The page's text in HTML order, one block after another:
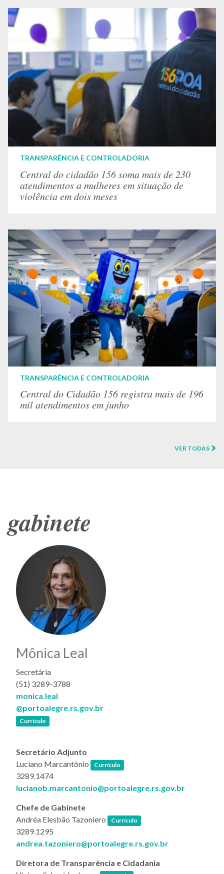
TRANSPARÊNCIA E CONTROLADORIA
Central do cidadão 156 soma mais de 230
atendimentos a mulheres em situação de
violência em dois meses
TRANSPARÊNCIA E CONTROLADORIA
Central do Cidadão 156 registra mais de 196
mil atendimentos em junho
VER TODAS
gabinete
Mônica Leal
Secretária
(51) 3289-3788
monica.leal
@portoalegre.rs.gov.br
Currículo
(link abre em nova janela)
Secretário Adjunto
Luciano Marcantônio
Currículo
(link abre em nova janela)
3289.1474
lucianob.marcantonio@portoalegre.rs.gov.br
Chefe de Gabinete
Andréa Elesbão Tazoniero
Currículo
(link abre em nova janela)
3289.1295
andrea.tazoniero@portoalegre.rs.gov.br
Diretora de Transparência e Cidadania
(link abre em nova janela)